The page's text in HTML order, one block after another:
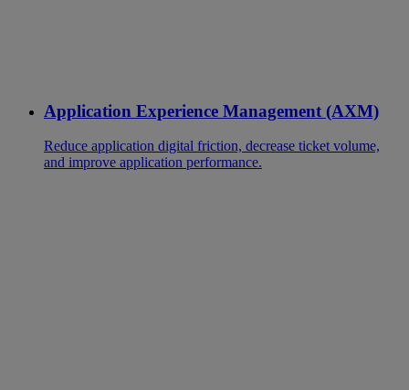
Application Experience Management (AXM)
Reduce application digital friction, decrease ticket volume,
and improve application performance.